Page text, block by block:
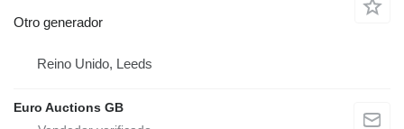
Otro generador
Reino Unido, Leeds
Euro Auctions GB